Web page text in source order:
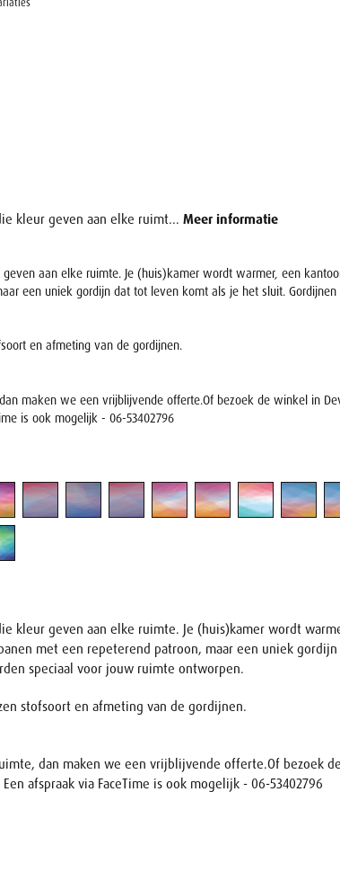
kleur geven aan elke ruimt... Meer informatie
aan elke ruimte. Je (huis)kamer wordt warmer, een
een uniek gordijn dat tot leven komt als je het sluit.
en afmeting van de gordijnen.
maken we een vrijblijvende offerte.Of bezoek de winkel in
is ook mogelijk - 06-53402796
kleur geven aan elke ruimte. Je (huis)kamer wordt
met een repeterend patroon, maar een uniek
speciaal voor jouw ruimte ontworpen.
stofsoort en afmeting van de gordijnen.
dan maken we een vrijblijvende offerte.Of bezoek
afspraak via FaceTime is ook mogelijk - 06-53402796